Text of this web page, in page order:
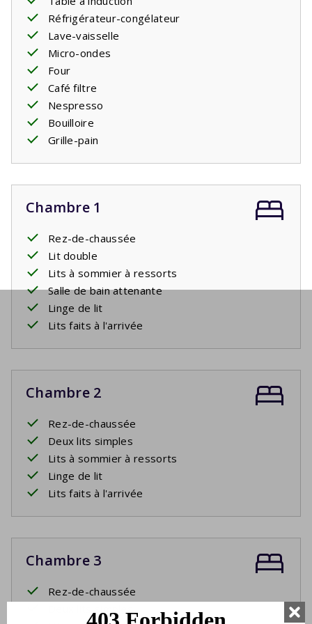
Réfrigérateur-congélateur
Lave-vaisselle
Micro-ondes
Four
Café filtre
Nespresso
Bouilloire
Grille-pain
Chambre 1
Rez-de-chaussée
Lit double
Lits à sommier à ressorts
Salle de bain attenante
Linge de lit
Lits faits à l'arrivée
Chambre 2
Rez-de-chaussée
Deux lits simples
Lits à sommier à ressorts
Linge de lit
Lits faits à l'arrivée
Chambre 3
Rez-de-chaussée